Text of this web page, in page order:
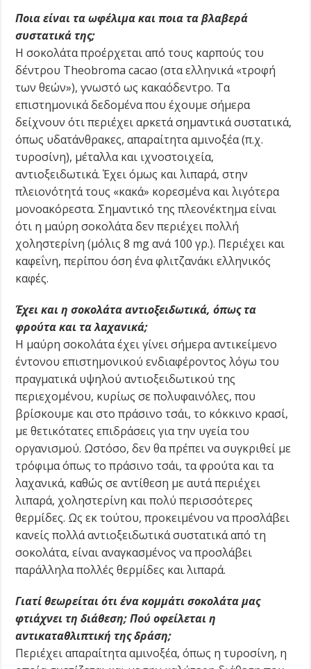
Ποια είναι τα ωφέλιμα και ποια τα βλαβερά
συστατικά της;
Η σοκολάτα προέρχεται από τους καρπούς του
δέντρου Theobroma cacao (στα ελληνικά «τροφή
των θεών»), γνωστό ως κακαόδεντρο. Τα
επιστημονικά δεδομένα που έχουμε σήμερα
δείχνουν ότι περιέχει αρκετά σημαντικά συστατικά,
όπως υδατάνθρακες, απαραίτητα αμινοξέα (π.χ.
τυροσίνη), μέταλλα και ιχνοστοιχεία,
αντιοξειδωτικά. Έχει όμως και λιπαρά, στην
πλειονότητά τους «κακά» κορεσμένα και λιγότερα
μονοακόρεστα. Σημαντικό της πλεονέκτημα είναι
ότι η μαύρη σοκολάτα δεν περιέχει πολλή
χοληστερίνη (μόλις 8 mg ανά 100 γρ.). Περιέχει και
καφεΐνη, περίπου όση ένα φλιτζανάκι ελληνικός
καφές.
Έχει και η σοκολάτα αντιοξειδωτικά, όπως τα
φρούτα και τα λαχανικά;
Η μαύρη σοκολάτα έχει γίνει σήμερα αντικείμενο
έντονου επιστημονικού ενδιαφέροντος λόγω του
πραγματικά υψηλού αντιοξειδωτικού της
περιεχομένου, κυρίως σε πολυφαινόλες, που
βρίσκουμε και στο πράσινο τσάι, το κόκκινο κρασί,
με θετικότατες επιδράσεις για την υγεία του
οργανισμού. Ωστόσο, δεν θα πρέπει να συγκριθεί με
τρόφιμα όπως το πράσινο τσάι, τα φρούτα και τα
λαχανικά, καθώς σε αντίθεση με αυτά περιέχει
λιπαρά, χοληστερίνη και πολύ περισσότερες
θερμίδες. Ως εκ τούτου, προκειμένου να προσλάβει
κανείς πολλά αντιοξειδωτικά συστατικά από τη
σοκολάτα, είναι αναγκασμένος να προσλάβει
παράλληλα πολλές θερμίδες και λιπαρά.
Γιατί θεωρείται ότι ένα κομμάτι σοκολάτα μας
φτιάχνει τη διάθεση; Πού οφείλεται η
αντικαταθλιπτική της δράση;
Περιέχει απαραίτητα αμινοξέα, όπως η τυροσίνη, η